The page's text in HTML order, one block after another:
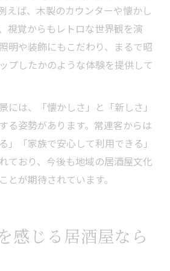
えば、木製のカウンターや懐かし
視覚からもレトロな世界観を演
明や装飾にもこだわり、まるで昭
プしたかのような体験を提供して
には、「懐かしさ」と「新しさ」
る姿勢があります。常連客からは
」「家族で安心して利用できる」
ており、今後も地域の居酒屋文化
とが期待されています。
感じる居酒屋なら